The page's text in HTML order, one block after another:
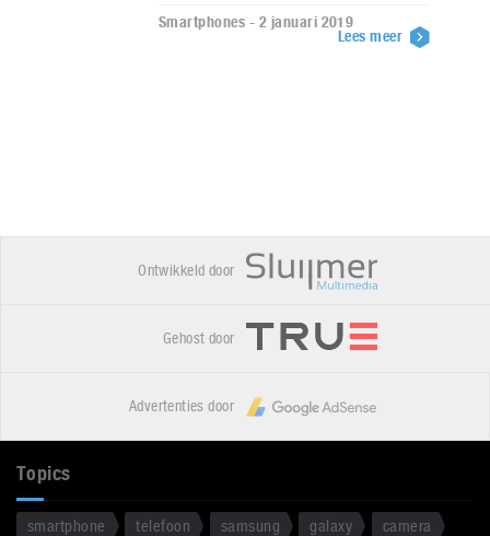
Smartphones - 2 januari 2019
Lees meer
Ontwikkeld door
Gehost door
Advertenties door
Topics
smartphone telefoon samsung galaxy
camera